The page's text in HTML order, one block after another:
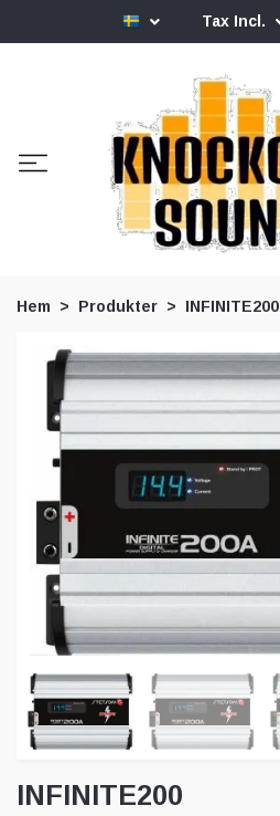
Tax Incl.
Hem Produkter INFINITE200
INFINITE200